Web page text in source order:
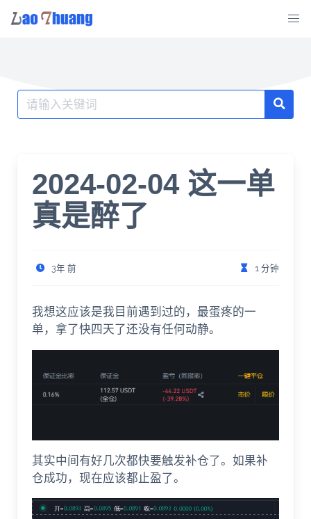
Search
for:
2024-02-04 这一单
真是醉了
3年 前 1 分钟
我想这应该是我目前遇到过的，最蛋疼的一
单，拿了快四天了还没有任何动静。
其实中间有好几次都快要触发补仓了。如果补
仓成功，现在应该都止盈了。